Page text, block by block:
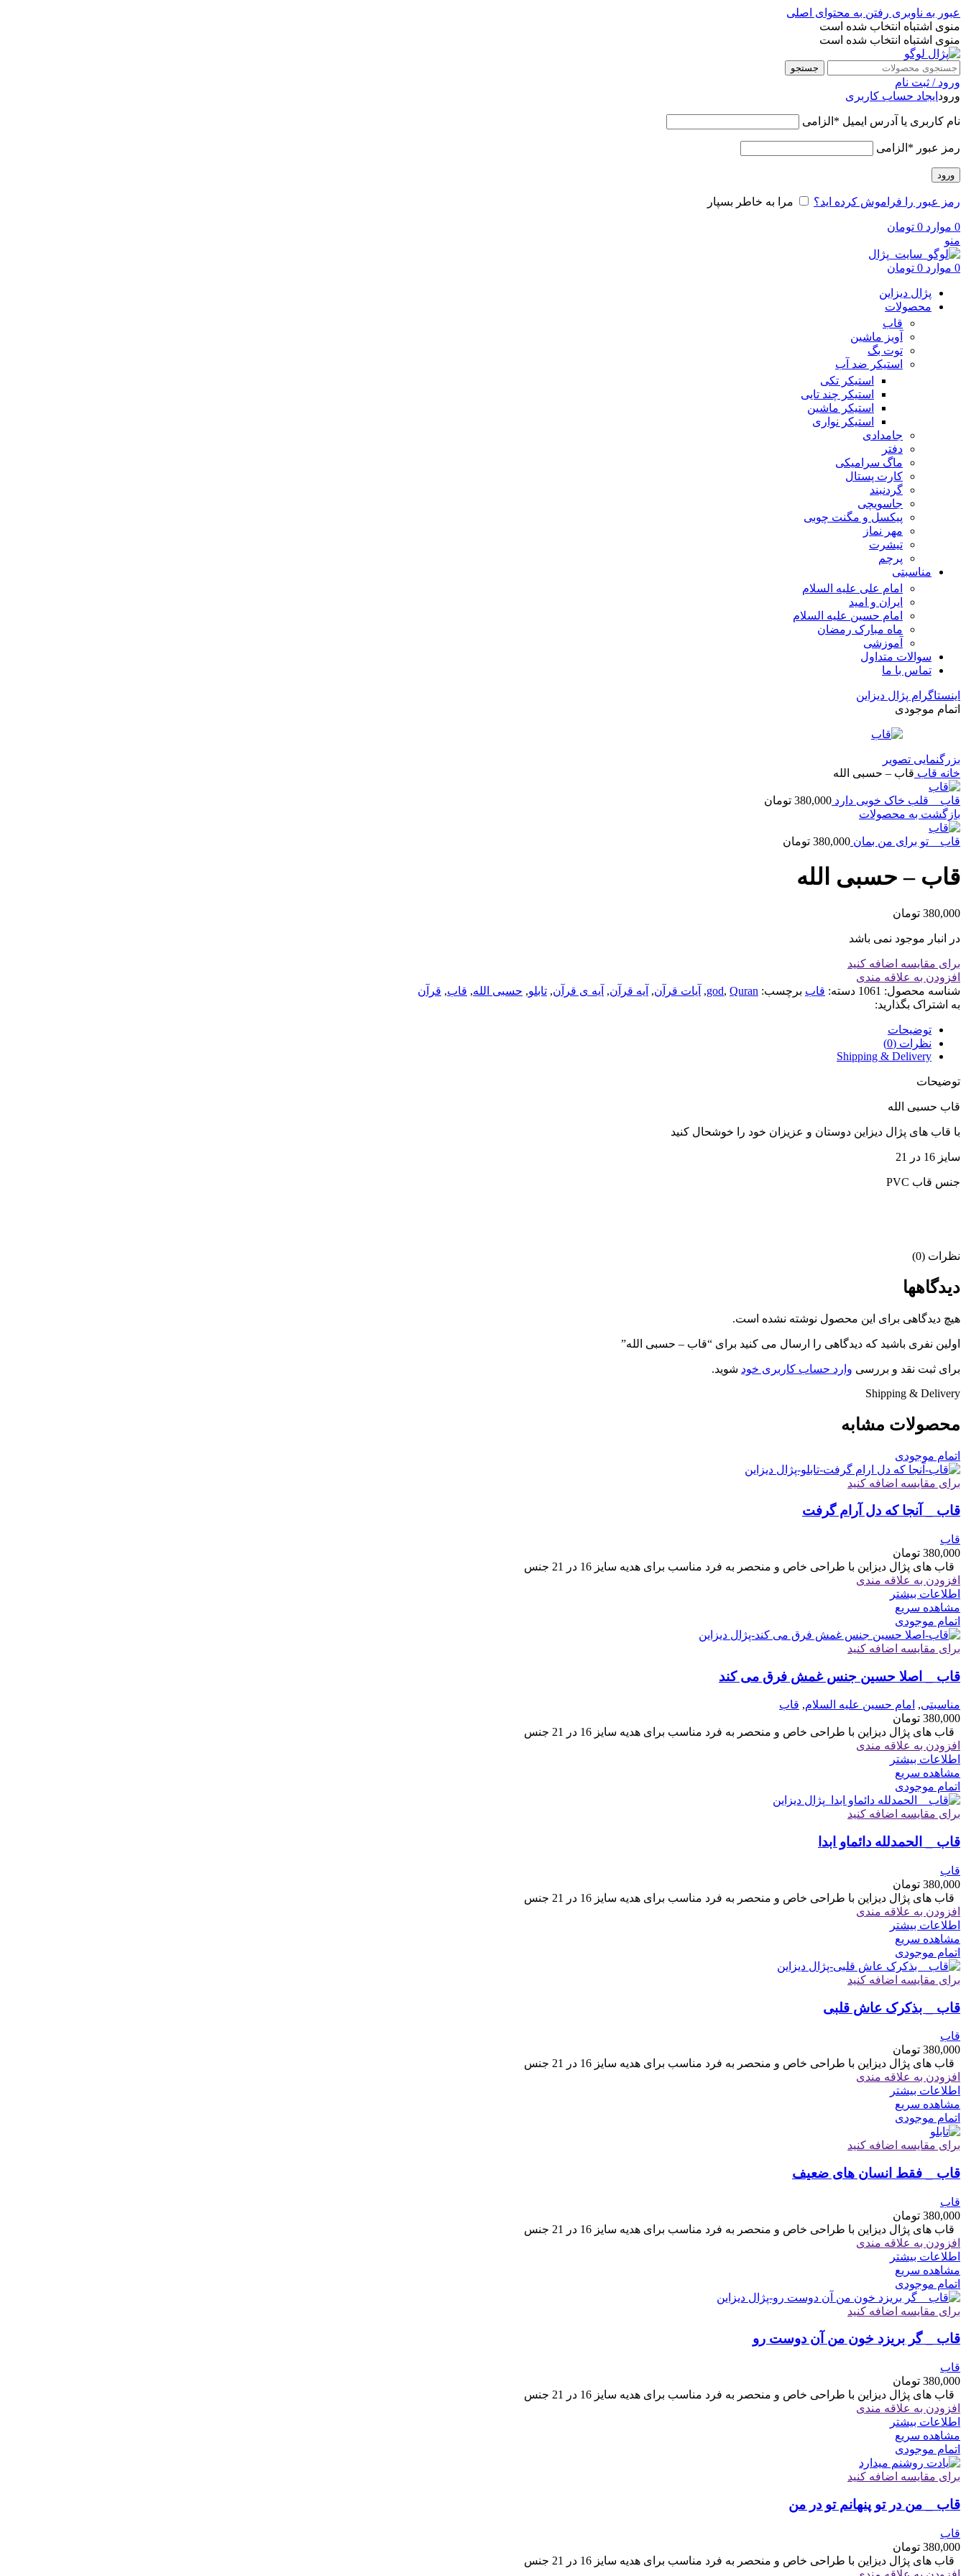
عبور به ناوبری رفتن به محتوای اصلی
منوی اشتباه انتخاب شده است
منوی اشتباه انتخاب شده است
جستجو
ورود / ثبت نام
ورود ایجاد حساب کاربری
نام کاربری یا آدرس ایمیل * الزامی
رمز عبور * الزامی
ورود
رمز عبور را فراموش کرده اید؟ مرا به خاطر بسپار
0 موارد 0 تومان
منو
0 موارد 0 تومان
پژال دیزاین
محصولات
قاب
آویز ماشین
توت بگ
استیکر ضد آب
استیکر تکی
استیکر چند تایی
استیکر ماشین
استیکر نواری
جامدادی
دفتر
ماگ سرامیکی
کارت پستال
گردنبند
جاسویچی
پیکسل و مگنت چوبی
مهر نماز
تیشرت
پرچم
مناسبتی
امام علی علیه السلام
ایران و امید
امام حسین علیه السلام
ماه مبارک رمضان
آموزشی
سوالات متداول
تماس با ما
اینستاگرام پژال دیزاین
اتمام موجودی
بزرگنمایی تصویر
خانه قاب قاب – حسبی الله
قاب _ قلب خاک خوبی دارد 380,000 تومان
بازگشت به محصولات
قاب _ تو برای من بمان 380,000 تومان
قاب – حسبی الله
380,000 تومان
در انبار موجود نمی باشد
برای مقایسه اضافه کنید
افزودن به علاقه مندی
شناسه محصول: 1061 دسته: قاب برچسب: god, Quran
, آیات قرآن, آیه قرآن, آیه ی قرآن, تابلو, حسبی الله, قاب, قرآن
به اشتراک بگذارید:
توضیحات
نظرات (0)
Shipping & Delivery
توضیحات
قاب حسبی الله
با قاب های پژال دیزاین دوستان و عزیزان خود را خوشحال کنید
سایز 16 در 21
جنس قاب PVC
نظرات (0)
دیدگاهها
هیچ دیدگاهی برای این محصول نوشته نشده است.
اولین نفری باشید که دیدگاهی را ارسال می کنید برای “قاب – حسبی الله”
برای ثبت نقد و بررسی وارد حساب کاربری خود شوید.
Shipping & Delivery
محصولات مشابه
اتمام موجودی
برای مقایسه اضافه کنید
قاب _ آنجا که دل آرام گرفت
قاب
380,000 تومان
قاب های پژال دیزاین با طراحی خاص و منحصر به فرد مناسب برای هدیه سایز 16 در 21 جنس
افزودن به علاقه مندی
اطلاعات بیشتر
مشاهده سریع
اتمام موجودی
برای مقایسه اضافه کنید
قاب _ اصلا حسین جنس غمش فرق می کند
مناسبتی, امام حسین علیه السلام, قاب
380,000 تومان
قاب های پژال دیزاین با طراحی خاص و منحصر به فرد مناسب برای هدیه سایز 16 در 21 جنس
افزودن به علاقه مندی
اطلاعات بیشتر
مشاهده سریع
اتمام موجودی
برای مقایسه اضافه کنید
قاب _ الحمدلله دائماو ابدا
قاب
380,000 تومان
قاب های پژال دیزاین با طراحی خاص و منحصر به فرد مناسب برای هدیه سایز 16 در 21 جنس
افزودن به علاقه مندی
اطلاعات بیشتر
مشاهده سریع
اتمام موجودی
برای مقایسه اضافه کنید
قاب _ بذکرک عاش قلبی
قاب
380,000 تومان
قاب های پژال دیزاین با طراحی خاص و منحصر به فرد مناسب برای هدیه سایز 16 در 21 جنس
افزودن به علاقه مندی
اطلاعات بیشتر
مشاهده سریع
اتمام موجودی
برای مقایسه اضافه کنید
قاب _ فقط انسان های ضعیف
قاب
380,000 تومان
قاب های پژال دیزاین با طراحی خاص و منحصر به فرد مناسب برای هدیه سایز 16 در 21 جنس
افزودن به علاقه مندی
اطلاعات بیشتر
مشاهده سریع
اتمام موجودی
برای مقایسه اضافه کنید
قاب _ گر بریزد خون من آن دوست رو
قاب
380,000 تومان
قاب های پژال دیزاین با طراحی خاص و منحصر به فرد مناسب برای هدیه سایز 16 در 21 جنس
افزودن به علاقه مندی
اطلاعات بیشتر
مشاهده سریع
اتمام موجودی
برای مقایسه اضافه کنید
قاب _ من در تو پنهانم تو در من
قاب
380,000 تومان
قاب های پژال دیزاین با طراحی خاص و منحصر به فرد مناسب برای هدیه سایز 16 در 21 جنس